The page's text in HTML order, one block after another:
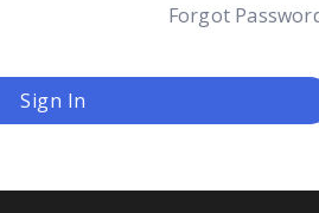
Forgot
Sign In